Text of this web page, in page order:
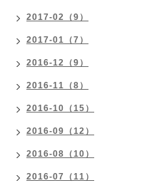
2017-02（9）
2017-01（7）
2016-12（9）
2016-11（8）
2016-10（15）
2016-09（12）
2016-08（10）
2016-07（11）